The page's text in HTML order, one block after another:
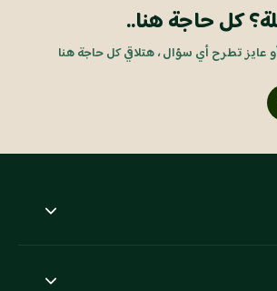
كل حاجة هنا..
عايز تطرح أي سؤال ، هتلاقي كل حاجة هنا